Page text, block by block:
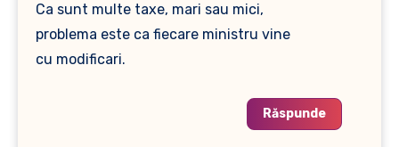
Ca sunt multe taxe, mari sau mici,
problema este ca fiecare ministru vine
cu modificari.
Răspunde